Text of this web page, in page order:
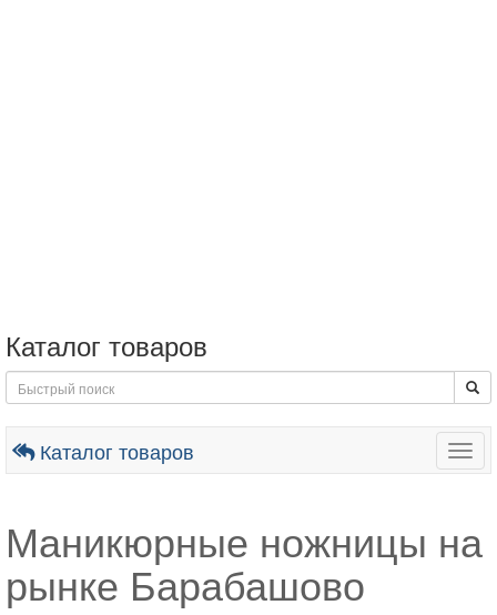
Каталог товаров
Каталог товаров
Маникюрные ножницы на
рынке Барабашово